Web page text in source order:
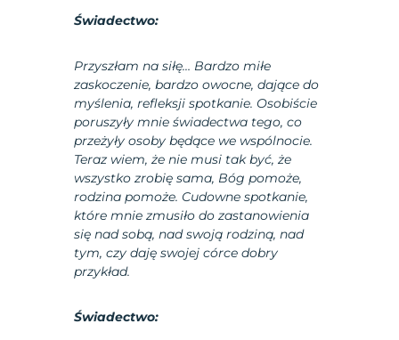
Świadectwo:
Przyszłam na siłę… Bardzo miłe
zaskoczenie, bardzo owocne, dające do
myślenia, refleksji spotkanie. Osobiście
poruszyły mnie świadectwa tego, co
przeżyły osoby będące we wspólnocie.
Teraz wiem, że nie musi tak być, że
wszystko zrobię sama, Bóg pomoże,
rodzina pomoże. Cudowne spotkanie,
które mnie zmusiło do zastanowienia
się nad sobą, nad swoją rodziną, nad
tym, czy daję swojej córce dobry
przykład.
Świadectwo: